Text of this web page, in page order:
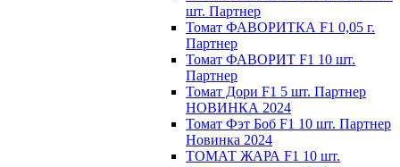
шт. Партнер
Томат ФАВОРИТКА F1 0,05 г.
Партнер
Томат ФАВОРИТ F1 10 шт.
Партнер
Томат Дори F1 5 шт. Партнер
НОВИНКА 2024
Томат Фэт Боб F1 10 шт. Партнер
Новинка 2024
ТОМАТ ЖАРА F1 10 шт.